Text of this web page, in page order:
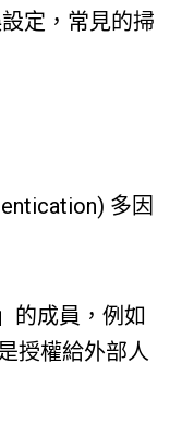
定，常見的掃
多因
的成員，例如
授權給外部人